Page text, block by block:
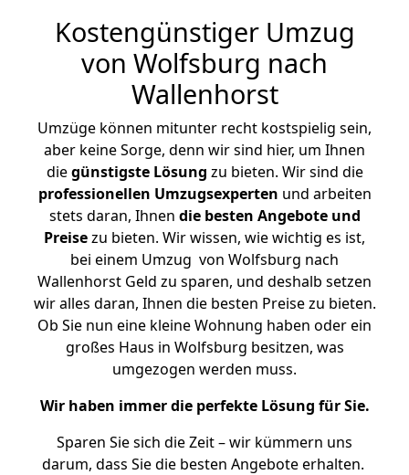
Kostengünstiger Umzug
von Wolfsburg nach
Wallenhorst
Umzüge können mitunter recht kostspielig sein,
aber keine Sorge, denn wir sind hier, um Ihnen
diegünstigste Lösung zu bieten. Wir sind die
professionellen Umzugsexperten und arbeiten
stets daran, Ihnen die besten Angebote und
Preisezu bieten. Wir wissen, wie wichtig es ist,
bei einem Umzug von Wolfsburg nach
Wallenhorst Geld zu sparen, und deshalb setzen
wir alles daran, Ihnen die besten Preise zu bieten.
Ob Sie nun eine kleine Wohnung haben oder ein
großes Haus in Wolfsburg besitzen, was
umgezogen werden muss.
Wir haben immer die perfekte Lösung für Sie.
Sparen Sie sich die Zeit – wir kümmern uns
darum, dass Sie die besten Angebote erhalten.